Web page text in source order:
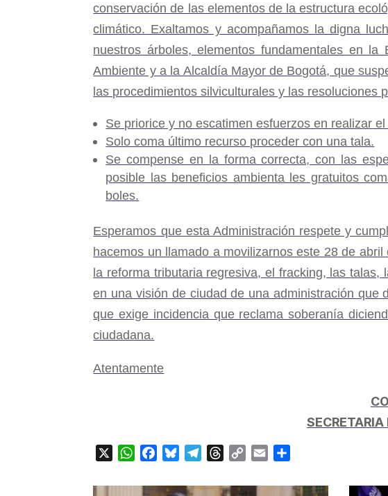
conservación de las elementos de la estructura
climático. Exaltamos y acompañamos la digna
nuestros árboles, elementos fundamentales en
Ambiente y a la Alcaldía Mayor de Bogotá, que
las procedimientos silviculturales y las resoluciones
Se priorice y no escatimen esfuerzos en realizar
Solo coma último recurso proceder con una tala.
Se compense en la forma correcta, con las
posible las beneficios ambienta les gratuitos
boles.
Esperamos que esta Administración respete y
hacemos un llamado a movilizarnos este 28 de
la reforma tributaria regresiva, el fracking, las
en una visión de ciudad de una administración
que exige incidencia que reclama soberanía
ciudadana.
Atentamente
WhatsApp
FacebookBlueskyTelegramThreads
Copy Email